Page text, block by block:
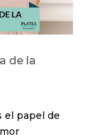
de la
el papel de